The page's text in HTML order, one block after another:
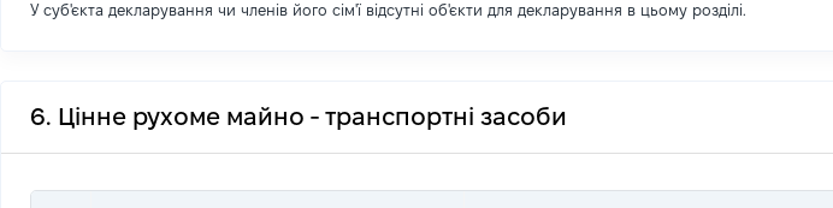
У суб'єкта декларування чи членів його сім'ї відсутні об'єкти для декларування в цьому розділі.
6. Цінне рухоме майно - транспортні засоби